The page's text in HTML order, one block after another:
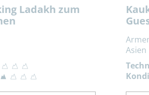
Ladakh zum
Asien